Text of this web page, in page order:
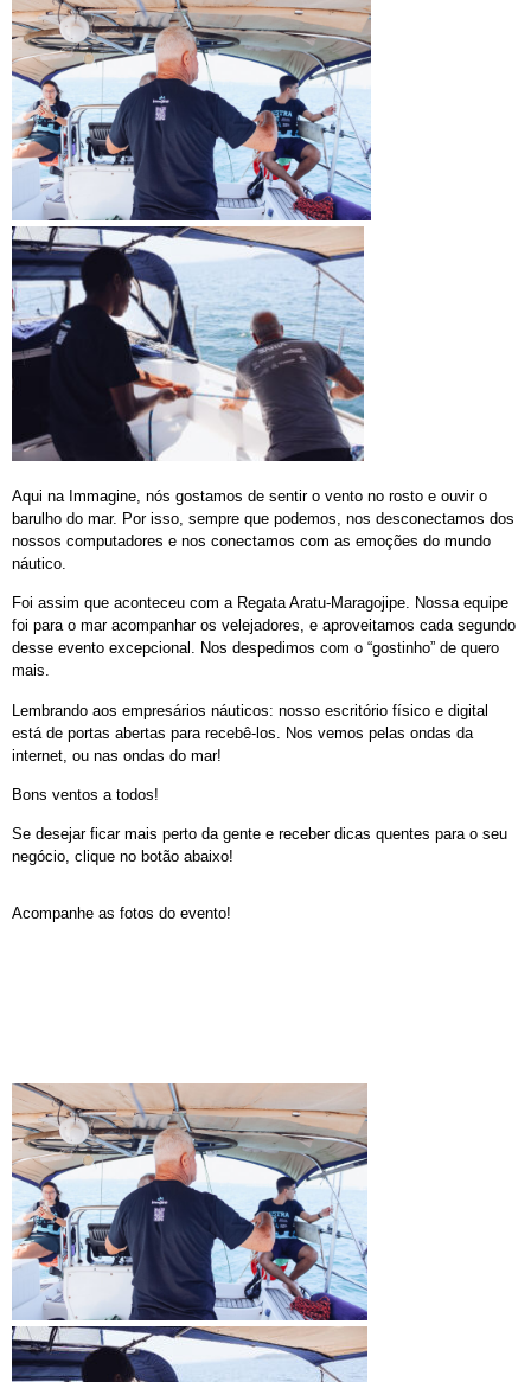
Aqui na Immagine, nós gostamos de sentir o vento no rosto e ouvir o
barulho do mar. Por isso, sempre que podemos, nos desconectamos dos
nossos computadores e nos conectamos com as emoções do mundo
náutico.
Foi assim que aconteceu com a Regata Aratu-Maragojipe. Nossa equipe
foi para o mar acompanhar os velejadores, e aproveitamos cada segundo
desse evento excepcional. Nos despedimos com o “gostinho” de quero
mais.
Lembrando aos empresários náuticos: nosso escritório físico e digital
está de portas abertas para recebê-los. Nos vemos pelas ondas da
internet, ou nas ondas do mar!
Bons ventos a todos!
Se desejar ficar mais perto da gente e receber dicas quentes para o seu
negócio, clique no botão abaixo!
Acompanhe as fotos do evento!